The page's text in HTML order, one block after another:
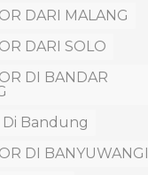
DARI MALANG
DARI SOLO
DI BANDAR
Bandung
DI BANYUWANGI